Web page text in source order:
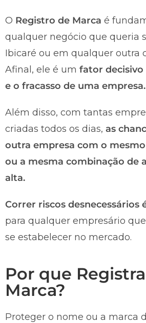
O Registro de Marca é
qualquer negócio que queria
Ibicaré ou em qualquer outra
Afinal, ele é um fator decisivo
e o fracasso de uma empresa.
Além disso, com tantas
criadas todos os dias, as
outra empresa com o
ou a mesma combinação de
alta.
Correr riscos desnecessários
para qualquer empresário
se estabelecer no mercado.
Por que
Marca?
Proteger o nome ou a marca